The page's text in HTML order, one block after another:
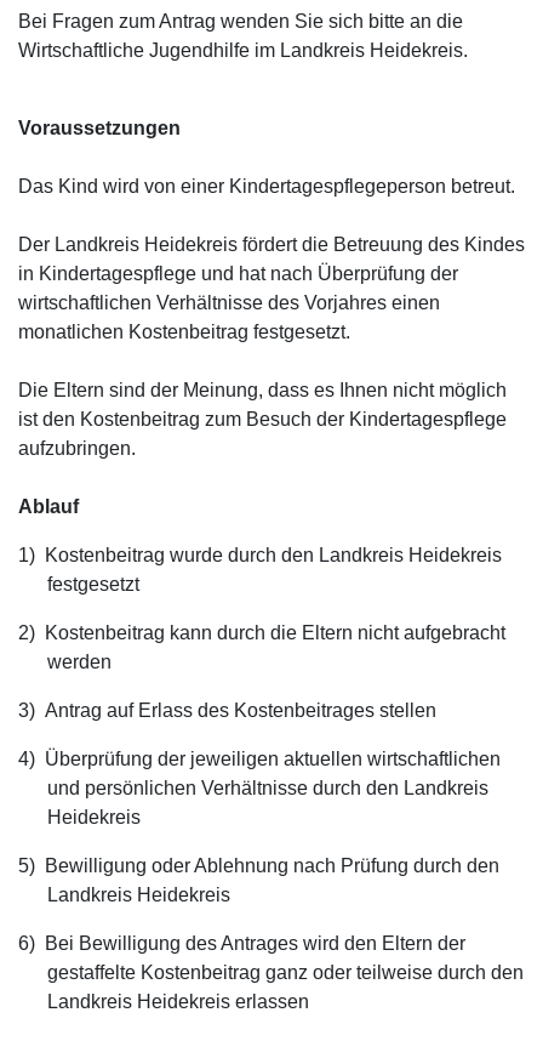
Bei Fragen zum Antrag wenden Sie sich bitte an die
Wirtschaftliche Jugendhilfe im Landkreis Heidekreis.
Voraussetzungen
Das Kind wird von einer Kindertagespflegeperson betreut.
Der Landkreis Heidekreis fördert die Betreuung des Kindes
in Kindertagespflege und hat nach Überprüfung der
wirtschaftlichen Verhältnisse des Vorjahres einen
monatlichen Kostenbeitrag festgesetzt.
Die Eltern sind der Meinung, dass es Ihnen nicht möglich
ist den Kostenbeitrag zum Besuch der Kindertagespflege
aufzubringen.
Ablauf
1) Kostenbeitrag wurde durch den Landkreis Heidekreis
festgesetzt
2) Kostenbeitrag kann durch die Eltern nicht aufgebracht
werden
3) Antrag auf Erlass des Kostenbeitrages stellen
4) Überprüfung der jeweiligen aktuellen wirtschaftlichen
und persönlichen Verhältnisse durch den Landkreis
Heidekreis
5) Bewilligung oder Ablehnung nach Prüfung durch den
Landkreis Heidekreis
6) Bei Bewilligung des Antrages wird den Eltern der
gestaffelte Kostenbeitrag ganz oder teilweise durch den
Landkreis Heidekreis erlassen